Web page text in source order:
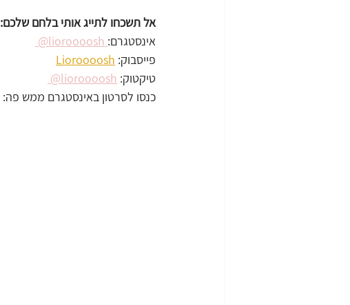
אל תשכחו לתייג אותי בלחם שלכם:
אינסטגרם:
פייסבוק: Lioroooosh
טיקטוק: lioroooosh@
כנסו לסרטון באינסטגרם ממש פה: